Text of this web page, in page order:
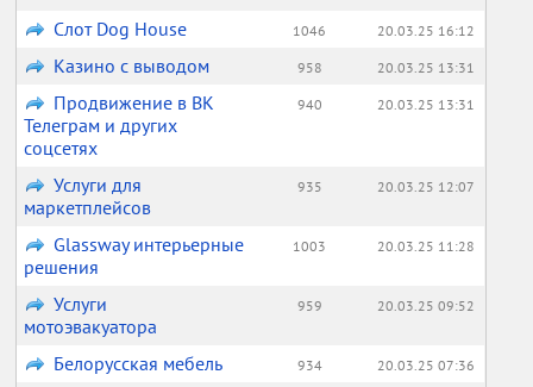
Слот Dog House 1046 20.03.25 16:12
Казино с выводом 958 20.03.25 13:31
Продвижение в ВК
Телеграм и других
соцсетях
940 20.03.25 13:31
Услуги для
маркетплейсов
935 20.03.25 12:07
Glassway интерьерные
решения
1003 20.03.25 11:28
Услуги
мотоэвакуатора
959 20.03.25 09:52
Белорусская мебель 934 20.03.25 07:36